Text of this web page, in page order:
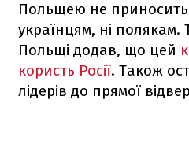
Польщею не приносить
українцям, ні полякам.
Польщі додав, що цей
користь Росії. Також
лідерів до прямої